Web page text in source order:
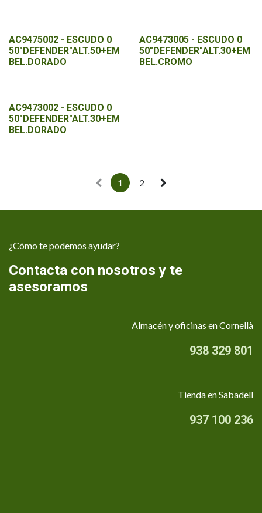
AC9475002 - ESCUDO 0
50"DEFENDER"ALT.50+EM
BEL.DORADO
AC9473005 - ESCUDO 0
50"DEFENDER"ALT.30+EM
BEL.CROMO
AC9473002 - ESCUDO 0
50"DEFENDER"ALT.30+EM
BEL.DORADO
1 2
¿Cómo te podemos ayudar?
Contacta con nosotros y te
asesoramos
Almacén y oficinas en Cornellà
938 329 801
Tienda en Sabadell
937 100 236